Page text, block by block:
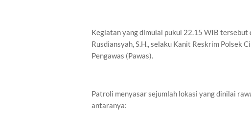
Kegiatan yang dimulai pukul 22.15 WIB tersebut
Rusdiansyah, S.H., selaku Kanit Reskrim Polsek
Pengawas (Pawas).
Patroli menyasar sejumlah lokasi yang dinilai
antaranya: